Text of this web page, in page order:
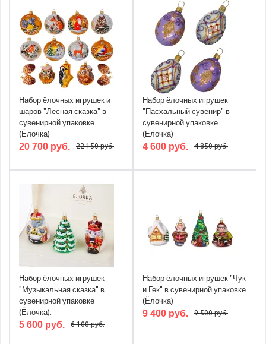
Набор ёлочных игрушек и
шаров "Лесная сказка" в
сувенирной упаковке
(Ёлочка)
20 700 руб. 22 150 руб.
Набор ёлочных игрушек
"Пасхальный сувенир" в
сувенирной упаковке
(Ёлочка)
4 600 руб. 4 850 руб.
Набор ёлочных игрушек
"Музыкальная сказка" в
сувенирной упаковке
(Ёлочка).
5 600 руб. 6 100 руб.
Набор ёлочных игрушек "Чук
и Гек" в сувенирной упаковке
(Ёлочка)
9 400 руб. 9 500 руб.